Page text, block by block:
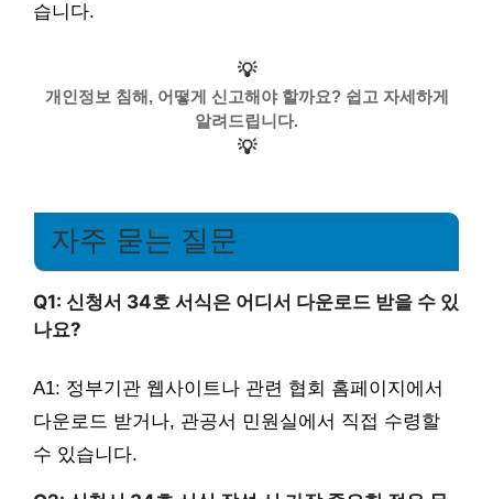
습니다.
💡
개인정보 침해, 어떻게 신고해야 할까요? 쉽고 자세하게
알려드립니다.
💡
자주 묻는 질문
Q1: 신청서 34호 서식은 어디서 다운로드 받을 수 있
나요?
A1: 정부기관 웹사이트나 관련 협회 홈페이지에서
다운로드 받거나, 관공서 민원실에서 직접 수령할
수 있습니다.